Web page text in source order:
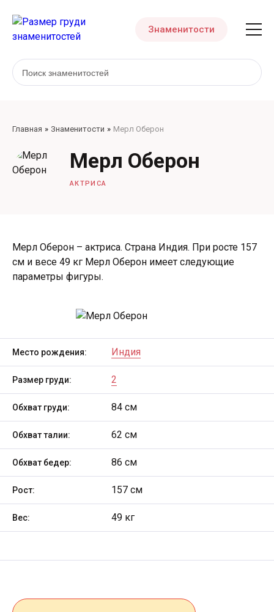
Знаменитости
Главная Знаменитости Мерл Оберон
Мерл Оберон
АКТРИСА
Мерл Оберон – актриса. Страна Индия. При росте 157
см и весе 49 кг Мерл Оберон имеет следующие
параметры фигуры.
Место рождения: Индия
Размер груди: 2
Обхват груди: 84 см
Обхват талии: 62 см
Обхват бедер: 86 см
Рост: 157 см
Вес: 49 кг